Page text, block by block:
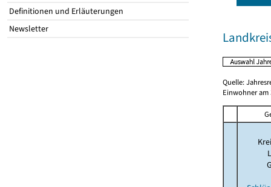
Definitionen und Erläuterungen
Newsletter
Quelle:
Einwohner am